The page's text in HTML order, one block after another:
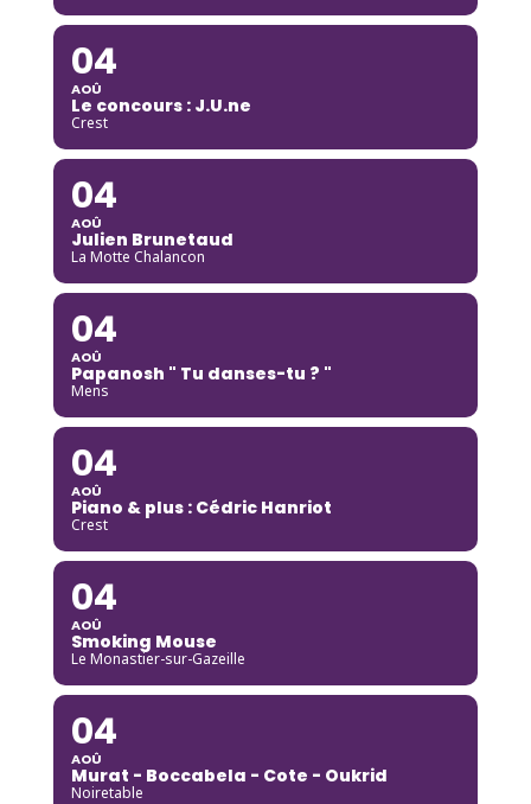
04
AOÛ
Le concours : J.U.ne
Crest
04
AOÛ
Julien Brunetaud
La Motte Chalancon
04
AOÛ
Papanosh " Tu danses-tu ? "
Mens
04
AOÛ
Piano & plus : Cédric Hanriot
Crest
04
AOÛ
Smoking Mouse
Le Monastier-sur-Gazeille
04
AOÛ
Murat - Boccabela - Cote - Oukrid
Noiretable